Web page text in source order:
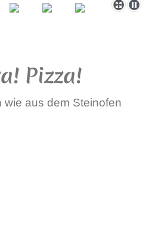
Pizza!
wie aus dem Steinofen